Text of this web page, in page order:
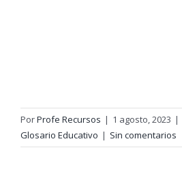
PorProfe Recursos | 1 agosto, 2023 |
Glosario Educativo | Sin comentarios